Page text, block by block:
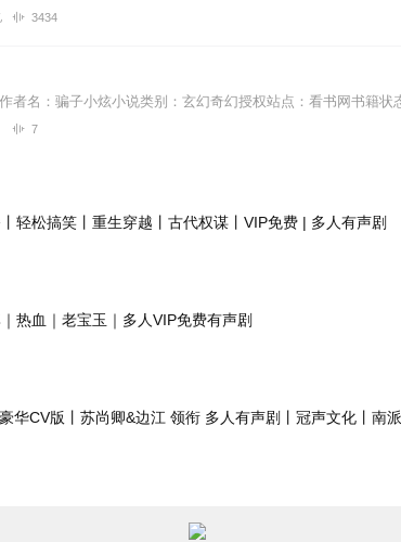
3434
者名：骗子小炫小说类别：玄幻奇幻授权站点：看书网书籍状
7
轻松搞笑丨重生穿越丨古代权谋丨VIP免费 | 多人有声剧
热血｜老宝玉｜多人VIP免费有声剧
华CV版丨苏尚卿&边江 领衔 多人有声剧丨冠声文化丨南